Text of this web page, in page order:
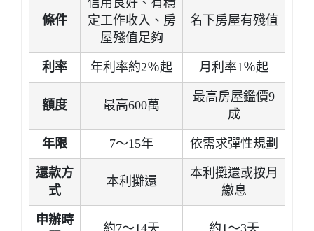
條件
信用良好、有穩
定工作收入、房
屋殘值足夠
名下房屋有殘值
利率 年利率約2％起 月利率1％起
額度 最高600萬
最高房屋鑑價9
成
年限 7～15年 依需求彈性規劃
還款方
式
本利攤還
本利攤還或按月
繳息
申辦時